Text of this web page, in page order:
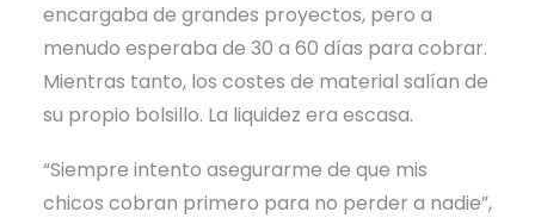
encargaba de grandes proyectos, pero a
menudo esperaba de 30 a 60 días para cobrar.
Mientras tanto, los costes de material salían de
su propio bolsillo. La liquidez era escasa.
“Siempre intento asegurarme de que mis
chicos cobran primero para no perder a nadie”,